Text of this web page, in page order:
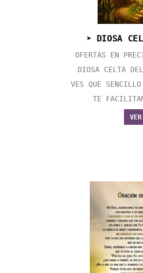
➤ DIOSA
OFERTAS EN
DIOSA CELTA
VES QUE
TE